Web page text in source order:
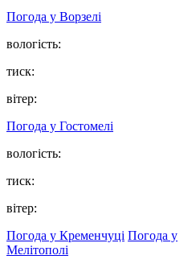
Погода у Ворзелі
вологість:
тиск:
вітер:
Погода у Гостомелі
вологість:
тиск:
вітер:
Погода у Кременчуці Погода у
Мелітополі